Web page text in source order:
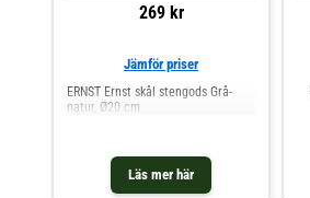
269 kr
Läs mer här
Jämför priser
ERNST Ernst skål stengods Grå-
natur, Ø20 cm